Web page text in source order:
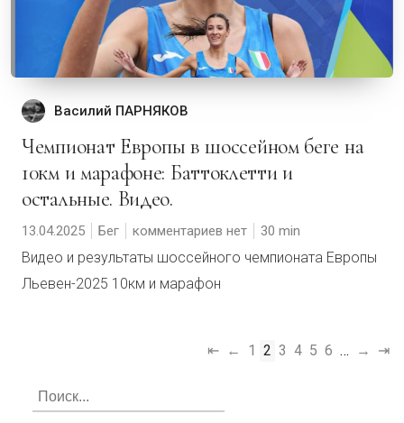
Василий ПАРНЯКОВ
Чемпионат Европы в шоссейном беге на
10км и марафоне: Баттоклетти и
остальные. Видео.
13.04.2025 Бег комментариев нет 30
Видео и результаты шоссейного чемпионата Европы
Льевен-2025 10км и марафон
⇤ ← 1 2 3 4 5 6 … → ⇥